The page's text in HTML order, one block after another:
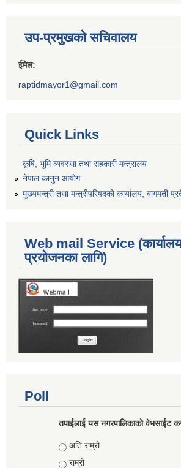
उप-प्रमुखको सचिवालय
ईमेल:
raptidmayor1@gmail.com
Quick Links
कृषि, भूमि व्यवस्था तथा सहकारी मन्त्रालय
नेपाल कानुन आयोग
मुख्यमन्त्री तथा मन्त्रीपरिषदको कार्यालय, बागमती
Web mail Service
प्रयोजनका लागि)
Poll
तपाईलाई यस नगरपालिकाको वेभसाईट
Choices
अति राम्रो
राम्रो